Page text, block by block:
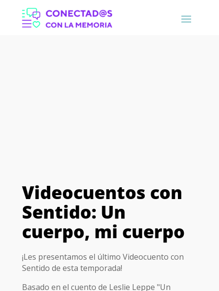
Videocuentos con
Sentido: Un
cuerpo, mi cuerpo
¡Les presentamos el último Videocuento con
Sentido de esta temporada!
Basado en el cuento de Leslie Leppe "Un